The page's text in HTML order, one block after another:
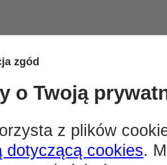
zgód
o Twoją
z plików
dotyczącą cookies.